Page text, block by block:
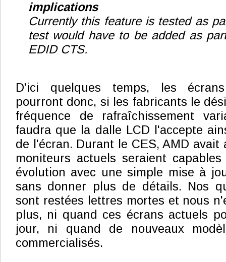
implications
Currently this feature is tested as
test would have to be added as
EDID CTS.
D'ici quelques temps, les
pourront donc, si les fabricants le
fréquence de rafraîchissement
faudra que la dalle LCD l'accepte
de l'écran. Durant le CES, AMD avait
moniteurs actuels seraient
évolution avec une simple mise à
sans donner plus de détails. Nos
sont restées lettres mortes et nous
plus, ni quand ces écrans actuels
jour, ni quand de nouveaux
commercialisés.